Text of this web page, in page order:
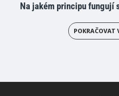
Na jakém principu fungují
POKRAČOVAT